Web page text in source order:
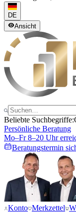
DE
Ansicht
Beliebte Suchbegriffe:
Persönliche Beratung
Mo–Fr 8–20 Uhr
Beratungstermin
Konto Merkzettel